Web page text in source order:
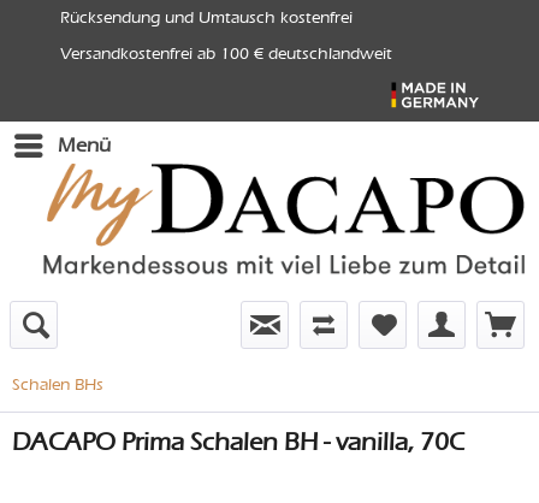
Rücksendung und Umtausch kostenfrei
Versandkostenfrei ab 100 € deutschlandweit
Menü
Schalen BHs
DACAPO Prima Schalen BH - vanilla, 70C